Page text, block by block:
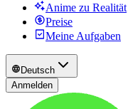
Anime zu Realität
Preise
Meine Aufgaben
Deutsch
Anmelden